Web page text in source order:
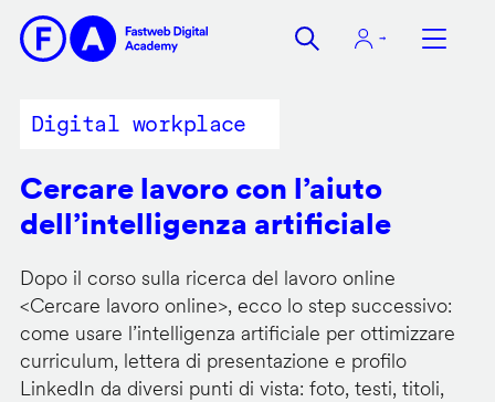
contenuto
Digital workplace
Cercare lavoro con l’aiuto
dell’intelligenza artificiale
Dopo il corso sulla ricerca del lavoro online
<Cercare lavoro online>, ecco lo step successivo:
come usare l’intelligenza artificiale per ottimizzare
curriculum, lettera di presentazione e profilo
LinkedIn da diversi punti di vista: foto, testi, titoli,